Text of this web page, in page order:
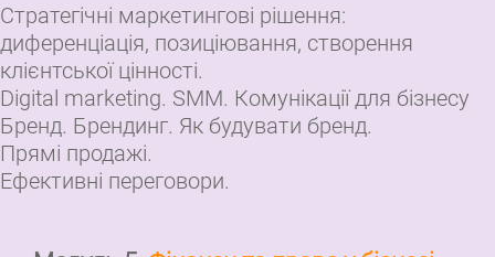
Стратегічні маркетингові рішення:
диференціація, позиціювання, створення
клієнтської цінності.
Digital marketing. SMM. Комунікації для бізнесу
Бренд. Брендинг. Як будувати бренд.
Прямі продажі.
Ефективні переговори.